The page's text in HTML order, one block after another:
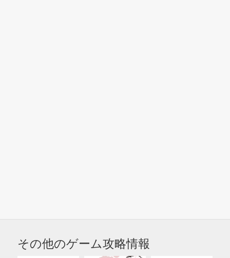
その他のゲーム攻略情報